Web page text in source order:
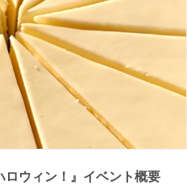
ロウィン！』イベント概要